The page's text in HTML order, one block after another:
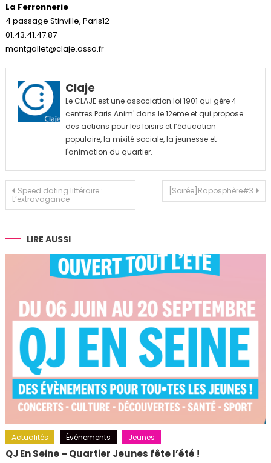
La Ferronnerie
4 passage Stinville, Paris12
01.43.41.47.87
montgallet@claje.asso.fr
Claje
Le CLAJE est une association loi 1901 qui gère 4
centres Paris Anim' dans le 12eme et qui propose
des actions pour les loisirs et l’éducation
populaire, la mixité sociale, la jeunesse et
l'animation du quartier.
Navigation
de
l’article
Speed dating littéraire :
L’extravagance
[Soirée]Raposphère#3
LIRE AUSSI
Actualités Événements Jeunes
QJ En Seine – Quartier Jeunes fête l’été !